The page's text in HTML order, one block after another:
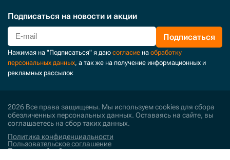
Подписаться на новости и акции
Подписаться
Нажимая на "Подписаться" я даю согласие на обработку
персональных данных, а так же на получение информационных и
рекламных рассылок
2026 Все права защищены. Мы используем cookies для сбора
обезличенных персональных данных. Оставаясь на сайте, вы
соглашаетесь на сбор таких данных.
Политика конфиденциальности
Пользовательское соглашение
Политика обработки персональных данных